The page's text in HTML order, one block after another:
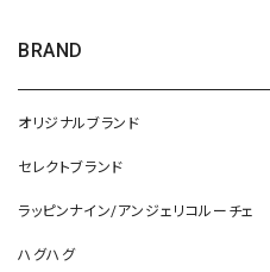
BRAND
オリジナルブランド
セレクトブランド
ラッピンナイン/アンジェリコルーチェ
ハグハグ